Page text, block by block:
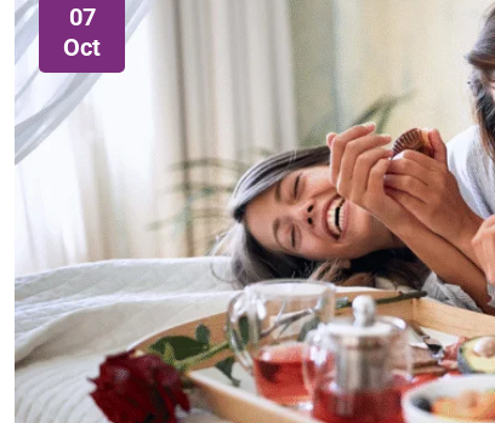
07
Oct